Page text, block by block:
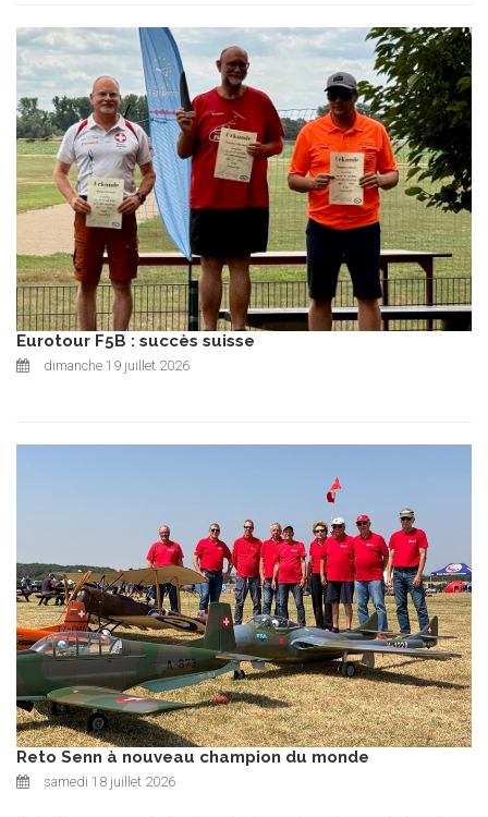
Eurotour F5B : succès suisse
dimanche 19 juillet 2026
Reto Senn à nouveau champion du monde
samedi 18 juillet 2026